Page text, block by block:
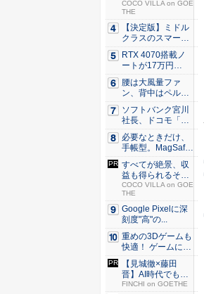
シェア別...
COCO VILLA on GOE
THE
【決定版】ミドル
クラスのスマート
フォンの...
RTX 4070搭載ノ
ートが17万円
台。...
腰は大風量ファ
ン、背中はペルチ
ェ冷却。ダ...
ソフトバンク宮川
社長、ドコモ「ah
amo...
必要なときだけ、
手帳型。MagSaf
e・...
すべてが絶景、収
益も得られるその
仕組みと...
COCO VILLA on GOE
THE
Google Pixelに深
刻度"高"の...
重めの3Dゲームも
快適！ ゲームに強
いH...
【見城徹×藤田
晋】AI時代でも変
わらない...
FINCHI on GOETHE